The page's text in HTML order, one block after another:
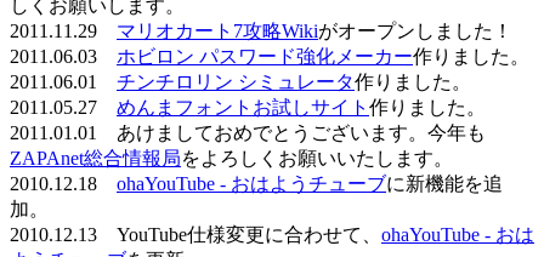
しくお願いします。
2011.11.29 マリオカート7攻略Wikiがオープンしました！
2011.06.03 ホビロン パスワード強化メーカー作りました。
2011.06.01 チンチロリン シミュレータ作りました。
2011.05.27 めんまフォントお試しサイト 作りました。
2011.01.01 あけましておめでとうございます。今年も
ZAPAnet総合情報局をよろしくお願いいたします。
2010.12.18 ohaYouTube - おはようチューブに新機能を追
加。
2010.12.13 YouTube仕様変更に合わせて、 ohaYouTube - おは